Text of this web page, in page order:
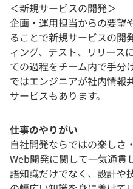
＜新規サービスの開発＞
企画・運用担当からの要望
ることで新規サービスの開
ィング、テスト、リリース
ての過程をチーム内で手分
ではエンジニアが社内情報
サービスもあります。
仕事のやりがい
自社開発ならではの楽しさ
Web開発に関して一気通貫
語知識だけでなく、設計や